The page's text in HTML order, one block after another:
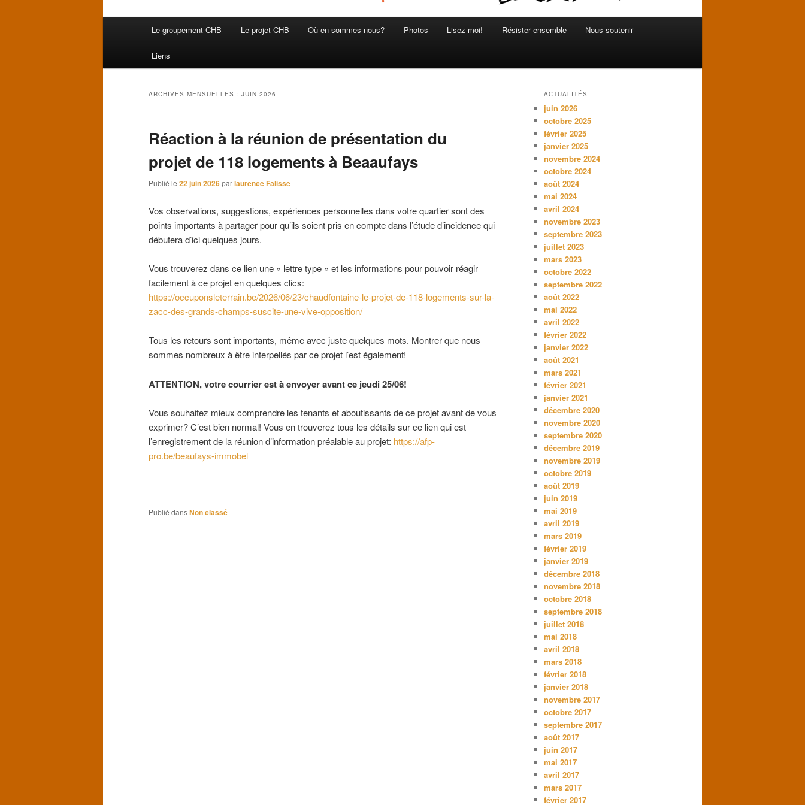
Le groupement CHB Le projet CHB Où en sommes-nous? Photos Lisez-moi! Résister ensemble Nous soutenir
Liens
ARCHIVES MENSUELLES : JUIN 2026
Réaction à la réunion de présentation du
projet de 118 logements à Beaaufays
Publié le 22 juin 2026parlaurence Falisse
Vos observations, suggestions, expériences personnelles dans votre quartier sont des
points importants à partager pour qu’ils soient pris en compte dans l’étude d’incidence qui
débutera d’ici quelques jours.
Vous trouverez dans ce lien une « lettre type » et les informations pour pouvoir réagir
facilement à ce projet en quelques clics:
https://occuponsleterrain.be/2026/06/23/chaudfontaine-le-projet-de-118-logements-sur-la-
zacc-des-grands-champs-suscite-une-vive-opposition/
Tous les retours sont importants, même avec juste quelques mots. Montrer que nous
sommes nombreux à être interpellés par ce projet l’est également!
ATTENTION, votre courrier est à envoyer avant ce jeudi 25/06!
Vous souhaitez mieux comprendre les tenants et aboutissants de ce projet avant de vous
exprimer? C’est bien normal! Vous en trouverez tous les détails sur ce lien qui est
l’enregistrement de la réunion d’information préalable au projet: https://afp-
pro.be/beaufays-immobel
Publié dansNon classé
ACTUALITÉS
juin 2026
octobre 2025
février 2025
janvier 2025
novembre 2024
octobre 2024
août 2024
mai 2024
avril 2024
novembre 2023
septembre 2023
juillet 2023
mars 2023
octobre 2022
septembre 2022
août 2022
mai 2022
avril 2022
février 2022
janvier 2022
août 2021
mars 2021
février 2021
janvier 2021
décembre 2020
novembre 2020
septembre 2020
décembre 2019
novembre 2019
octobre 2019
août 2019
juin 2019
mai 2019
avril 2019
mars 2019
février 2019
janvier 2019
décembre 2018
novembre 2018
octobre 2018
septembre 2018
juillet 2018
mai 2018
avril 2018
mars 2018
février 2018
janvier 2018
novembre 2017
octobre 2017
septembre 2017
août 2017
juin 2017
mai 2017
avril 2017
mars 2017
février 2017